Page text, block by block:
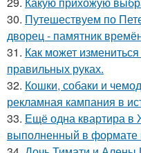
30. Путешествуем по
дворец - памятник
31. Как может
правильных руках.
32. Кошки, собаки и
рекламная кампания в
33. Ещё одна квартира в
выполненный в формате